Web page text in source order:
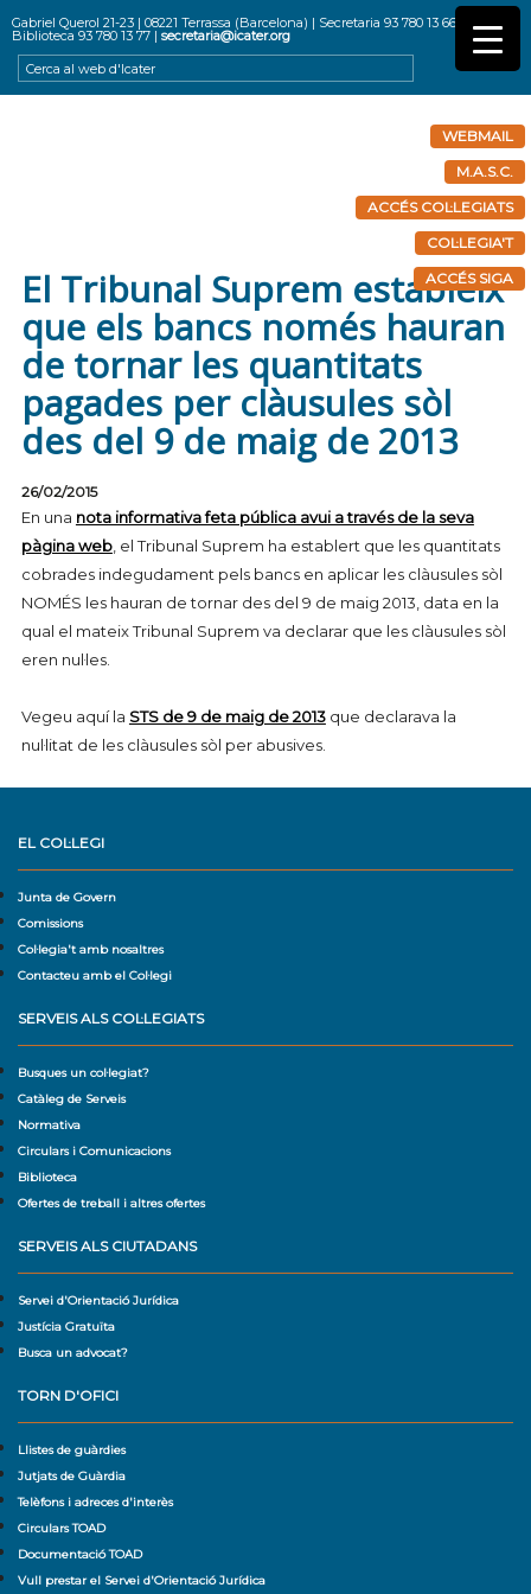
Gabriel Querol 21-23 | 08221 Terrassa (Barcelona) | Secretaria 93 780 13 66 |
Biblioteca 93 780 13 77 |secretaria@icater.org
WEBMAIL
M.A.S.C.
ACCÉS COL·LEGIATS
COL·LEGIA'T
ACCÉS SIGA
El Tribunal Suprem estableix
que els bancs només hauran
de tornar les quantitats
pagades per clàusules sòl
des del 9 de maig de 2013
26/02/2015
En una nota informativa feta pública avui a través de la seva
pàgina web, el Tribunal Suprem ha establert que les quantitats
cobrades indegudament pels bancs en aplicar les clàusules sòl
NOMÉS les hauran de tornar des del 9 de maig 2013, data en la
qual el mateix Tribunal Suprem va declarar que les clàusules sòl
eren nul·les.
Vegeu aquí la STS de 9 de maig de 2013que declarava la
nul·litat de les clàusules sòl per abusives.
EL COL·LEGI
Junta de Govern
Comissions
Col·legia't amb nosaltres
Contacteu amb el Col·legi
SERVEIS ALS COL·LEGIATS
Busques un col·legiat?
Catàleg de Serveis
Normativa
Circulars i Comunicacions
Biblioteca
Ofertes de treball i altres ofertes
SERVEIS ALS CIUTADANS
Servei d'Orientació Jurídica
Justícia Gratuïta
Busca un advocat?
TORN D'OFICI
Llistes de guàrdies
Jutjats de Guàrdia
Telèfons i adreces d'interès
Circulars TOAD
Documentació TOAD
Vull prestar el Servei d'Orientació Jurídica